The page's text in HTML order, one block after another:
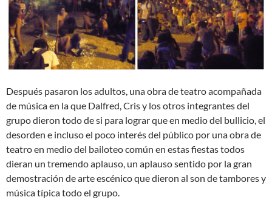
Después pasaron los adultos, una obra de teatro acompañada
de música en la que Dalfred, Cris y los otros integrantes del
grupo dieron todo de si para lograr que en medio del bullicio, el
desorden e incluso el poco interés del público por una obra de
teatro en medio del bailoteo común en estas fiestas todos
dieran un tremendo aplauso, un aplauso sentido por la gran
demostración de arte escénico que dieron al son de tambores y
música típica todo el grupo.